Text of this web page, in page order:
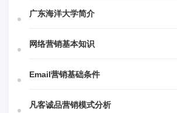
广东海洋大学简介
网络营销基本知识
Email营销基础条件
凡客诚品营销模式分析